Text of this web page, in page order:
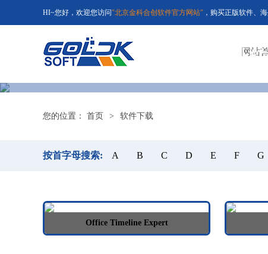
HI~您好，欢迎您访问"北京金科合创软件官方网站" ，购买正版软件、
网站
金科
您的位置： 首页 > 软件下载
按首字母搜索: A B C D E F G
Office Timeline Expert